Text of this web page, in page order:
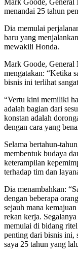
menandai 25 tahun
Dia memulai
baru yang
mewakili Honda.
Mark Goode, General
mengatakan: “Ketika
bisnis ini terlihat
“Vertu kini memiliki
adalah bagian dari
konstan adalah
dengan cara yang
Selama bertahun-
membentuk budaya
keterampilan
terhadap tim dan
Dia menambahkan:
dengan beberapa
sejauh mana
rekan kerja.
memulai di bidang
penting dari bisnis ini,
saya 25 tahun yang